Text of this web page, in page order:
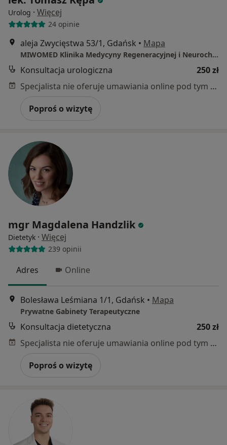
Urolog · Więcej
24 opinie
aleja Zwycięstwa 53/1, Gdańsk • Mapa
MIWOMED Klinika Medycyny Regeneracyjnej i Neurochirurgii
Konsultacja urologiczna
250 zł
Specjalista nie oferuje umawiania online pod tym adresem.
Poproś o wizytę
mgr Magdalena Handzlik
Dietetyk · Więcej
239 opinii
Adres Online
Bolesława Leśmiana 1/1, Gdańsk • Mapa
Prywatne Gabinety Terapeutyczne
Konsultacja dietetyczna
250 zł
Specjalista nie oferuje umawiania online pod tym adresem.
Poproś o wizytę